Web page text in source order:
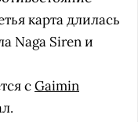
карта длилась
Naga Siren и
сGaimin